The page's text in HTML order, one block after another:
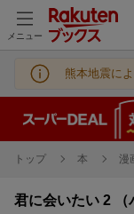
メニュー
熊本地震に
トップ 本 漫
君に会いたい 2 （